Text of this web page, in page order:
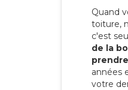
Quand
toiture,
c'est
de la
prendre
années
votre